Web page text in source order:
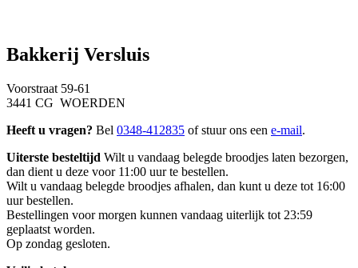
Bakkerij Versluis
Voorstraat 59-61
3441 CG WOERDEN
Heeft u vragen? Bel 0348-412835 of stuur ons een e-mail.
Uiterste besteltijd Wilt u vandaag belegde broodjes laten bezorgen,
dan dient u deze voor 11:00 uur te bestellen.
Wilt u vandaag belegde broodjes afhalen, dan kunt u deze tot 16:00
uur bestellen.
Bestellingen voor morgen kunnen vandaag uiterlijk tot 23:59
geplaatst worden.
Op zondag gesloten.